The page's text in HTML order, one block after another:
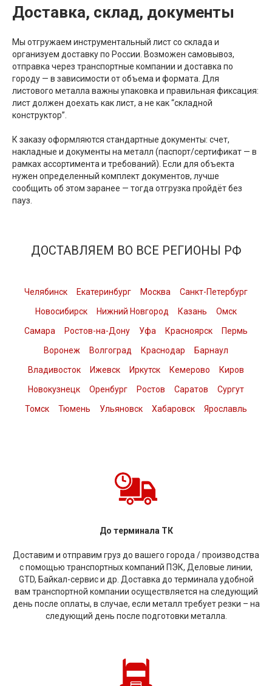
Доставка, склад, документы
Мы отгружаем инструментальный лист со склада и
организуем доставку по России. Возможен самовывоз,
отправка через транспортные компании и доставка по
городу — в зависимости от объема и формата. Для
листового металла важны упаковка и правильная фиксация:
лист должен доехать как лист, а не как “складной
конструктор”.
К заказу оформляются стандартные документы: счет,
накладные и документы на металл (паспорт/сертификат — в
рамках ассортимента и требований). Если для объекта
нужен определенный комплект документов, лучше
сообщить об этом заранее — тогда отгрузка пройдёт без
пауз.
ДОСТАВЛЯЕМ ВО ВСЕ РЕГИОНЫ РФ
Челябинск Екатеринбург Москва
Санкт-Петербург
Новосибирск
Нижний Новгород Казань
Омск
Самара
Ростов-на-Дону Уфа Красноярск
Пермь
Воронеж
Волгоград Краснодар
Барнаул
Владивосток
Ижевск Иркутск Кемерово
Киров
Новокузнецк
Оренбург Ростов Саратов
Сургут
Томск
Тюмень Ульяновск Хабаровск Ярославль
До терминала ТК
Доставим и отправим груз до вашего города / производства
с помощью транспортных компаний ПЭК, Деловые линии,
GTD, Байкал-сервис и др. Доставка до терминала удобной
вам транспортной компании осуществляется на следующий
день после оплаты, в случае, если металл требует резки – на
следующий день после подготовки металла.